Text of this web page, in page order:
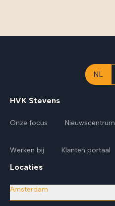
NL
HVK Stevens
Onze focus Nieuwscentrum
Werken bij Klanten portaal
Locaties
Amsterdam